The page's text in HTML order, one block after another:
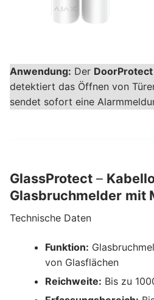
Anwendung: Der DoorProtect
detektiert das Öffnen von
sendet sofort eine
GlassProtect –
Glasbruchmelder mit
Technische Daten
Funktion:
von Glasflächen
Reichweite: Bis zu